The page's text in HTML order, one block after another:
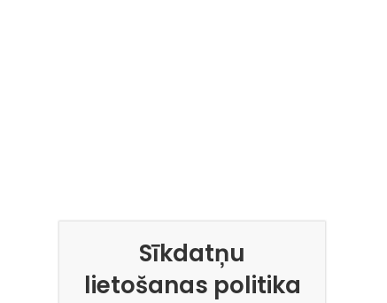
Sīkdatņu
lietošanas politika